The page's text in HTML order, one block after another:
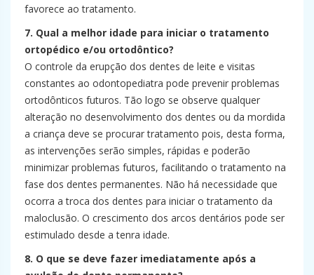
favorece ao tratamento.
7. Qual a melhor idade para iniciar o tratamento
ortopédico e/ou ortodôntico?
O controle da erupção dos dentes de leite e visitas
constantes ao odontopediatra pode prevenir problemas
ortodônticos futuros. Tão logo se observe qualquer
alteração no desenvolvimento dos dentes ou da mordida
a criança deve se procurar tratamento pois, desta forma,
as intervenções serão simples, rápidas e poderão
minimizar problemas futuros, facilitando o tratamento na
fase dos dentes permanentes. Não há necessidade que
ocorra a troca dos dentes para iniciar o tratamento da
maloclusão. O crescimento dos arcos dentários pode ser
estimulado desde a tenra idade.
8. O que se deve fazer imediatamente após a